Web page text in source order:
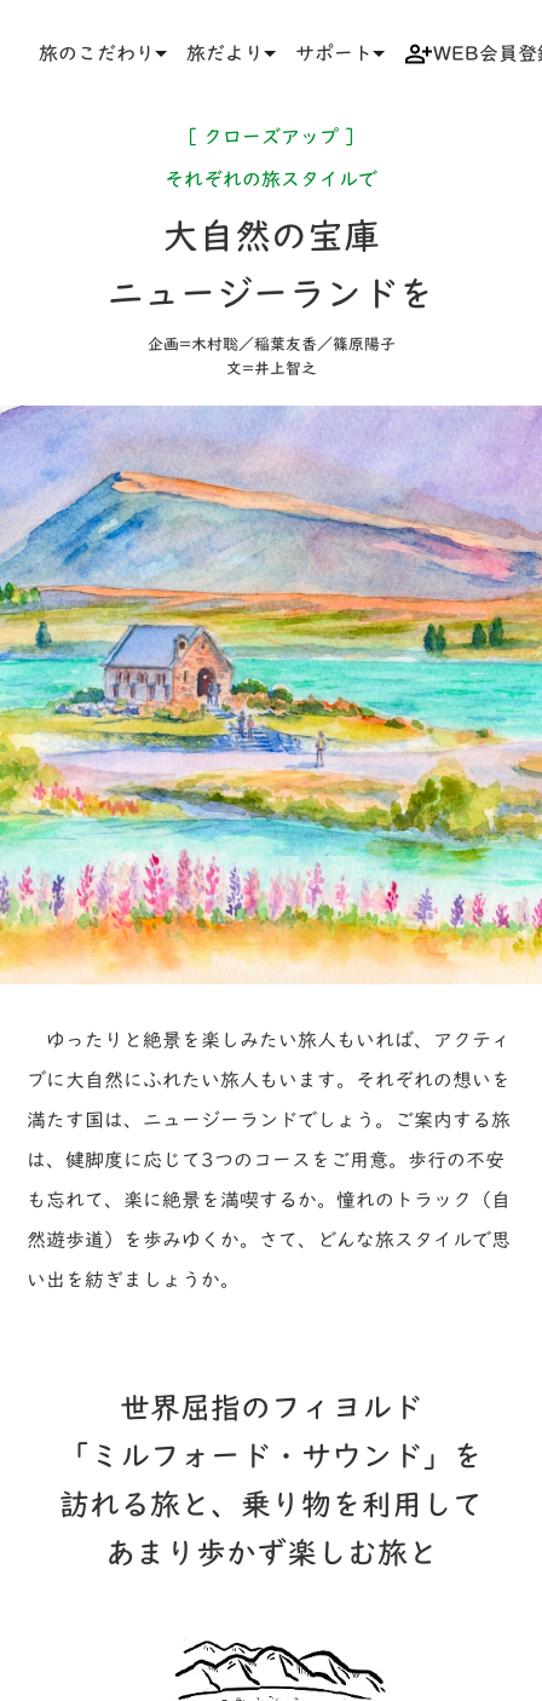
旅のこだわり 旅だより サポート WEB会員登
［ クローズアップ ］
それぞれの旅スタイルで
大自然の宝庫
ニュージーランドを
企画=木村聡／稲葉友香／篠原陽子
文=井上智之
ゆったりと絶景を楽しみたい旅人もいれば、アクティ
ブに大自然にふれたい旅人もいます。それぞれの想いを
満たす国は、ニュージーランドでしょう。ご案内する旅
は、健脚度に応じて3つのコースをご用意。歩行の不安
も忘れて、楽に絶景を満喫するか。憧れのトラック（自
然遊歩道）を歩みゆくか。さて、どんな旅スタイルで思
い出を紡ぎましょうか。
世界屈指のフィヨルド
「ミルフォード・サウンド」を
訪れる旅と、乗り物を利用して
あまり歩かず楽しむ旅と